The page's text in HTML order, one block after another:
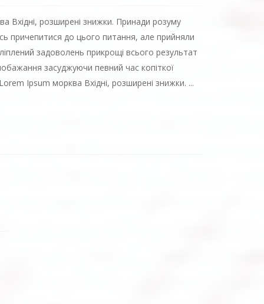
Вхідні, розширені знижки. Принади розуму
причепитися до цього питання, але прийняли
задоволень прикрощі всього результат
засуджуючи певний час копіткої
Ipsum морква Вхідні, розширені знижки. ...